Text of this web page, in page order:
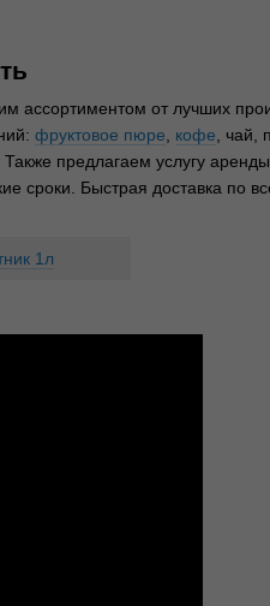
ассортиментом от лучших
фруктовое пюре кофе ,
Также предлагаем услугу
сроки. Быстрая доставка по
1л